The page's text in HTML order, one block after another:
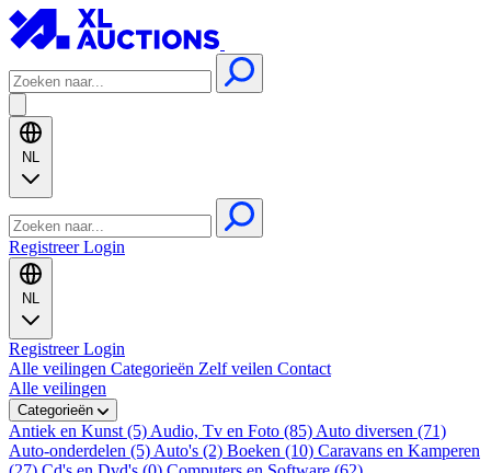
NL
RegistreerLogin
NL
RegistreerLogin
Alle veilingen Categorieën Zelf veilen Contact
Alle veilingen
Categorieën
Antiek en Kunst (5) Audio, Tv en Foto (85) Auto diversen (71)
Auto-onderdelen (5) Auto's (2) Boeken (10) Caravans en Kamperen